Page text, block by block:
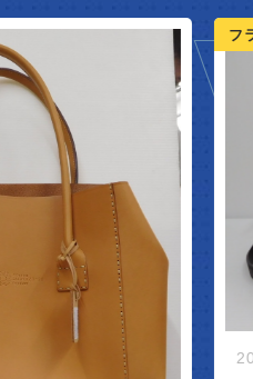
フライズ 鳥
2026/07/